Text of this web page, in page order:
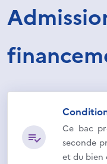
Ce bac
seconde
et du bien